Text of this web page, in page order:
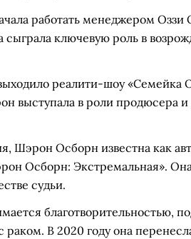
работать менеджером
ключевую роль в
реалити-шоу «Семейка
выступала в роли продюсера
Шэрон Осборн известна как
Осборн: Экстремальная».
судьи.
благотворительностью,
раком. В 2020 году она